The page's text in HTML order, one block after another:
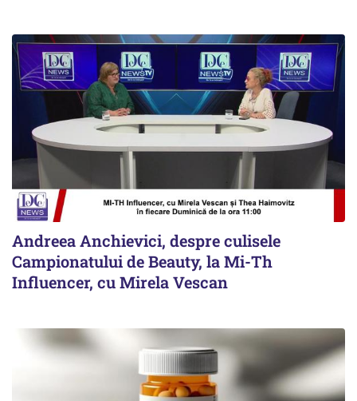
Andreea Anchievici, despre culisele
Campionatului de Beauty, la Mi-Th
Influencer, cu Mirela Vescan